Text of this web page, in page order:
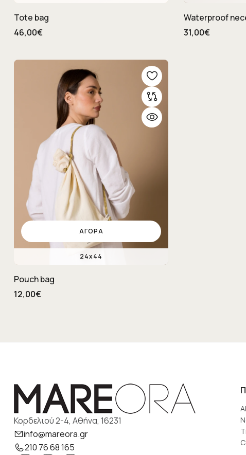
Tote bag
46,00€
Waterproof
31,00€
24x44
ΑΓΟΡΆ
Pouch bag
12,00€
Κορδελιού 2-4, Αθήνα, 16231
info@mareora.gr
210 76 68 165